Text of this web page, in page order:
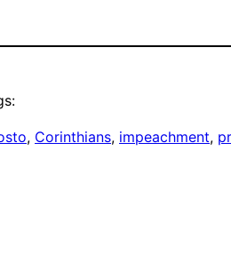
, Corinthians, impeachment,